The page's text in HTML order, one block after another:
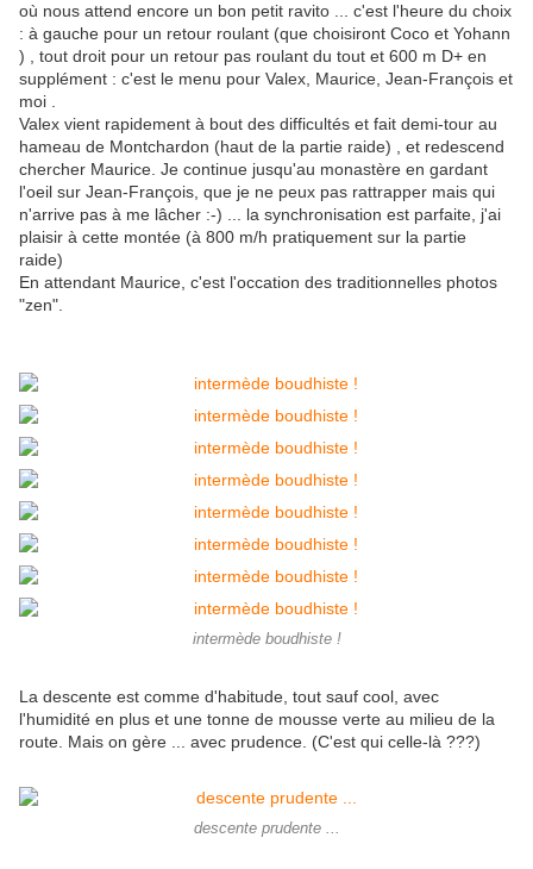
où nous attend encore un bon petit ravito ... c'est l'heure du choix
: à gauche pour un retour roulant (que choisiront Coco et Yohann
) , tout droit pour un retour pas roulant du tout et 600 m D+ en
supplément : c'est le menu pour Valex, Maurice, Jean-François et
moi .
Valex vient rapidement à bout des difficultés et fait demi-tour au
hameau de Montchardon (haut de la partie raide) , et redescend
chercher Maurice. Je continue jusqu'au monastère en gardant
l'oeil sur Jean-François, que je ne peux pas rattrapper mais qui
n'arrive pas à me lâcher :-) ... la synchronisation est parfaite, j'ai
plaisir à cette montée (à 800 m/h pratiquement sur la partie
raide)
En attendant Maurice, c'est l'occation des traditionnelles photos
"zen".
intermède boudhiste !
La descente est comme d'habitude, tout sauf cool, avec
l'humidité en plus et une tonne de mousse verte au milieu de la
route. Mais on gère ... avec prudence. (C'est qui celle-là ???)
descente prudente ...